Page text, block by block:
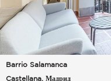
Barrio Salamanca
Castellana, Мадрид